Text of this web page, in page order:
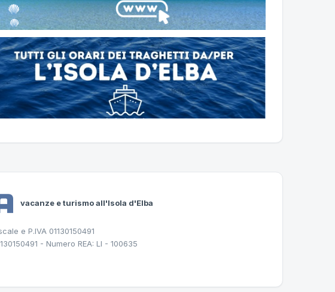
vacanze e turismo all'Isola d'Elba
e P.IVA 01130150491
- Numero REA: LI - 100635